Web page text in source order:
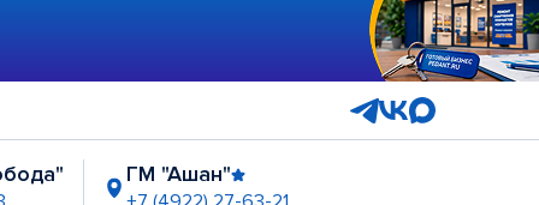
ГМ "Ашан"